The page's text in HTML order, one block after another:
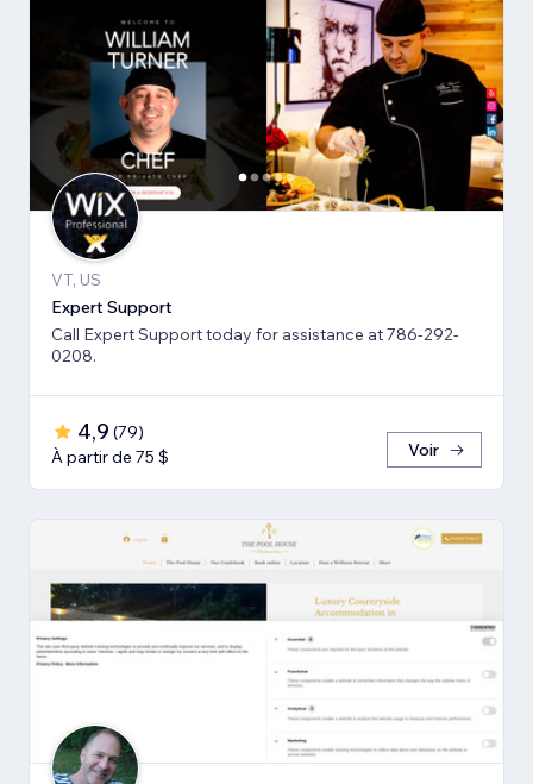
VT, US
Expert Support
Call Expert Support today for assistance at 786-292-
0208.
4,9 (79)
À partir de 75 $
Voir